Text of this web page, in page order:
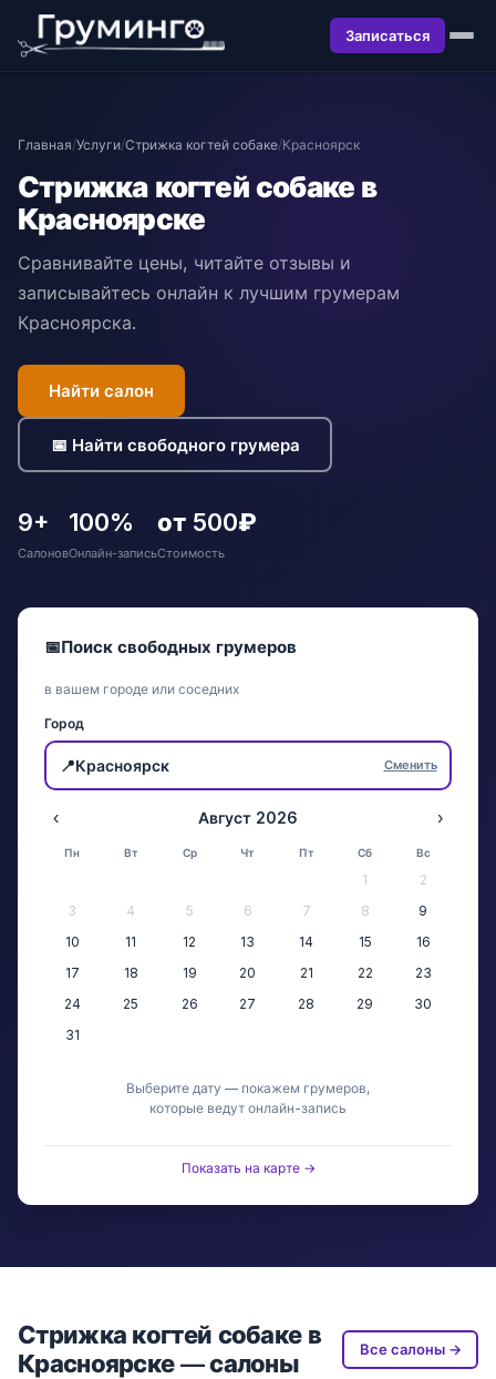
Записаться
Главная/Услуги/Стрижка когтей собаке/Красноярск
Стрижка когтей собаке в
Красноярске
Сравнивайте цены, читайте отзывы и
записывайтесь онлайн к лучшим грумерам
Красноярска.
Найти салон
📅 Найти свободного грумера
9+
Салонов
100%
Онлайн-запись
от 500₽
Стоимость
📅Поиск свободных грумеров
в вашем городе или соседних
Город
📍Красноярск Сменить
‹ Август 2026 ›
Пн Вт Ср Чт Пт Сб Вс
1
2
3
4 5 6 7 8
9
10
11 12 13 14 15
16
17
18 19 20 21 22
23
24
25 26 27 28 29
30
31
Выберите дату — покажем грумеров,
которые ведут онлайн-запись
Показать на карте →
Стрижка когтей собаке в
Красноярске — салоны
Все салоны →